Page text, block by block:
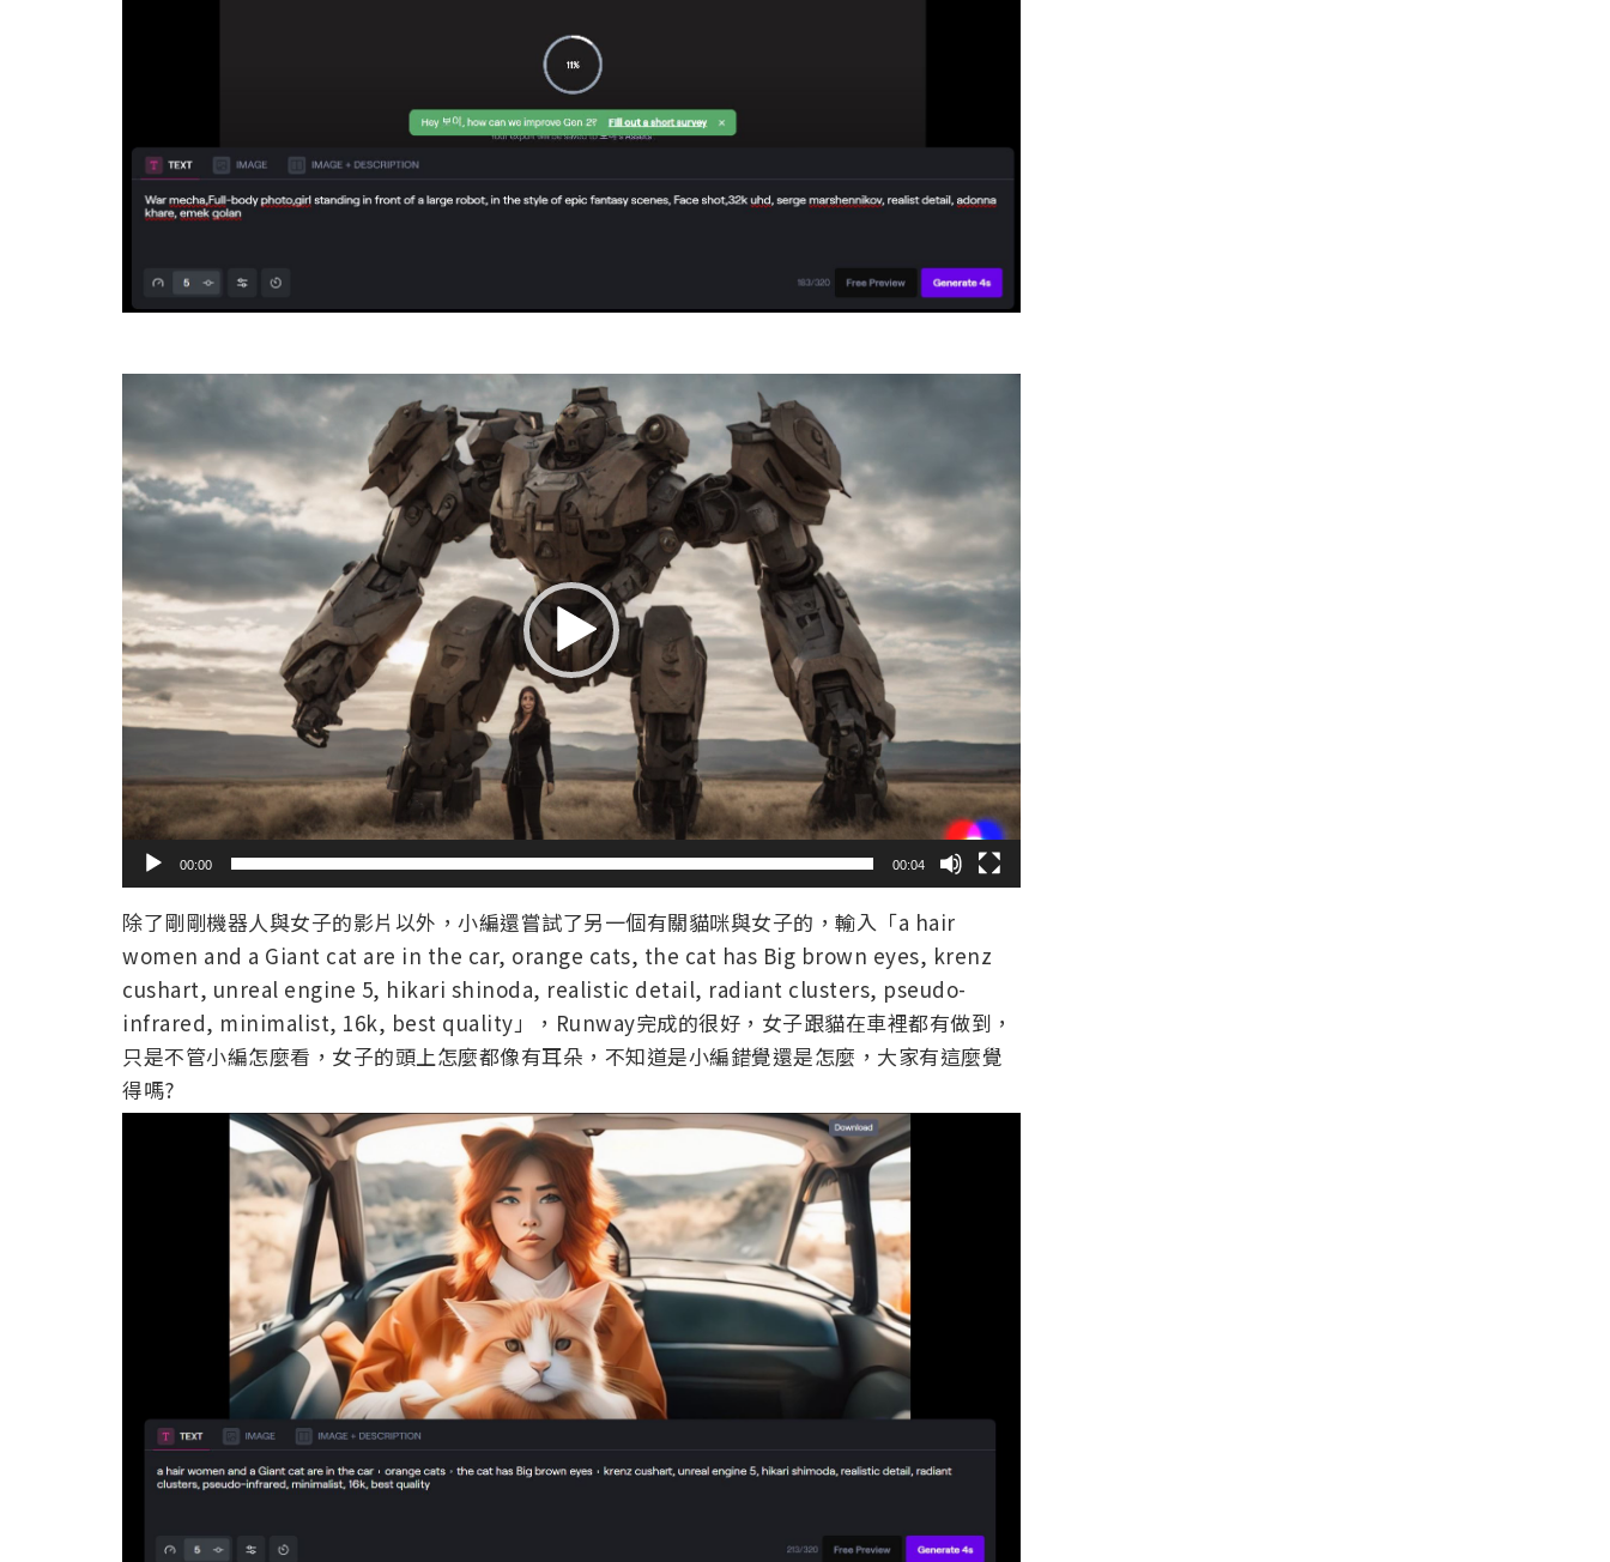
播
放
器
00:00 00:04
除了剛剛機器人與女子的影片以外，小編還嘗試了另一個有關貓咪與女子的，輸入「a hair
women and a Giant cat are in the car, orange cats, the cat has Big brown eyes, krenz
cushart, unreal engine 5, hikari shinoda, realistic detail, radiant clusters, pseudo-
infrared, minimalist, 16k, best quality」，Runway完成的很好，女子跟貓在車裡都有做到，
只是不管小編怎麼看，女子的頭上怎麼都像有耳朵，不知道是小編錯覺還是怎麼，大家有這麼覺
得嗎?